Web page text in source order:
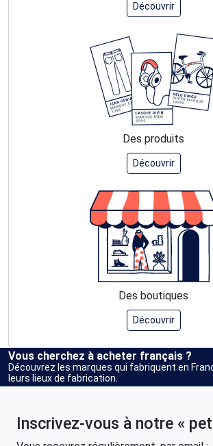
Découvrir
Des produits
Découvrir
Des boutiques
Découvrir
Vous cherchez à acheter français ?
Découvrez les marques qui fabriquent en
leurs lieux de fabrication.
Inscrivez-vous à notre «